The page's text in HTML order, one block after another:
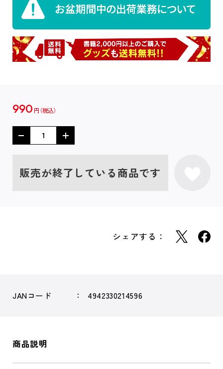
990 円
販売が終了している商品です
シェアする：
JANコード 4942330214596
商品説明